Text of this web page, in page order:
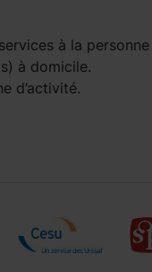
à la personne
à domicile.
d’activité.